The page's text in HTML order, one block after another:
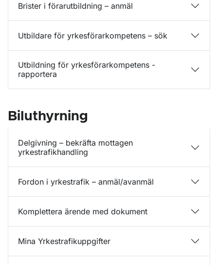
Brister i förarutbildning – anmäl
Utbildare för yrkesförarkompetens – sök
Utbildning för yrkesförarkompetens -
rapportera
Biluthyrning
Delgivning – bekräfta mottagen
yrkestrafikhandling
Fordon i yrkestrafik – anmäl/avanmäl
Komplettera ärende med dokument
Mina Yrkestrafikuppgifter